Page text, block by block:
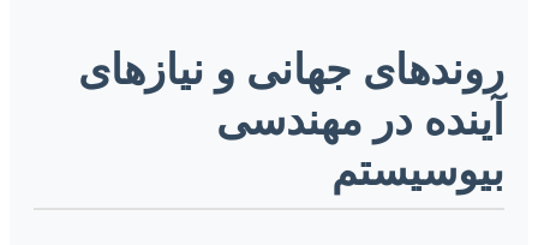
روندهای جهانی و نیازهای
آینده در مهندسی
بیوسیستم